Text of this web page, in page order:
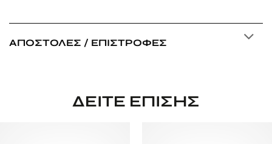
ΑΠΟΣΤΟΛΈΣ / ΕΠΙΣΤΡΟΦΈΣ
ΔΕΊΤΕ ΕΠΊΣΗΣ